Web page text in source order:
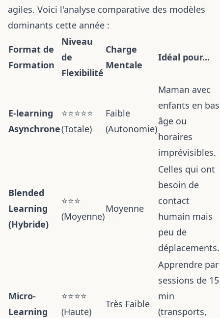
agiles. Voici l'analyse comparative des modèles
dominants cette année :
Format de
Formation
Niveau
de
Flexibilité
Charge
Mentale
Idéal pour...
E-learning
Asynchrone
⭐⭐⭐⭐⭐
(Totale)
Faible
(Autonomie)
Maman avec
enfants en bas
âge ou
horaires
imprévisibles.
Blended
Learning
(Hybride)
⭐⭐⭐
(Moyenne)
Moyenne
Celles qui ont
besoin de
contact
humain mais
peu de
déplacements.
Micro-
Learning
⭐⭐⭐⭐
(Haute)
Très Faible
Apprendre par
sessions de 15
min
(transports,